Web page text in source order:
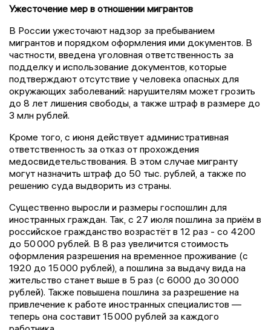
Ужесточение мер в отношении мигрантов
В России ужесточают надзор за пребыванием
мигрантов и порядком оформления ими документов. В
частности, введена уголовная ответственность за
подделку и использование документов, которые
подтверждают отсутствие у человека опасных для
окружающих заболеваний: нарушителям может грозить
до 8 лет лишения свободы, а также штраф в размере до
3 млн рублей.
Кроме того, с июня действует административная
ответственность за отказ от прохождения
медосвидетельствования. В этом случае мигранту
могут назначить штраф до 50 тыс. рублей, а также по
решению суда выдворить из страны.
Существенно выросли и размеры госпошлин для
иностранных граждан. Так, с 27 июля пошлина за приём в
российское гражданство возрастёт в 12 раз - со 4200
до 50 000 рублей. В 8 раз увеличится стоимость
оформления разрешения на временное проживание (с
1920 до 15 000 рублей), а пошлина за выдачу вида на
жительство станет выше в 5 раз (с 6000 до 30 000
рублей). Также повышена пошлина за разрешение на
привлечение к работе иностранных специалистов —
теперь она составит 15 000 рублей за каждого